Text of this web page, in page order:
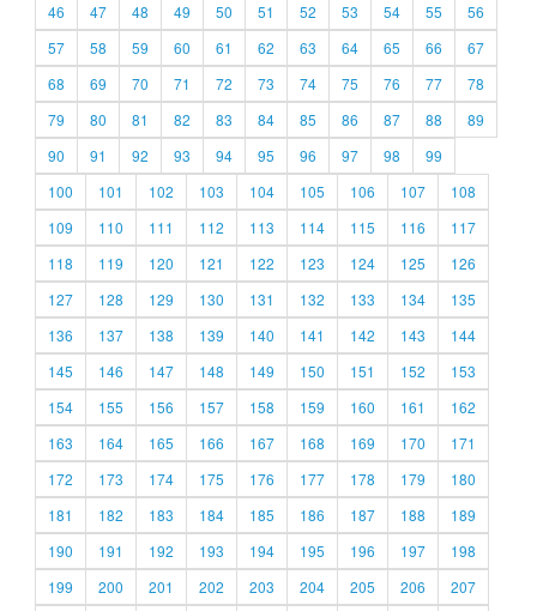
46
47 48 49 50 51 52 53 54 55
56
57
58 59 60 61 62 63 64 65 66
67
68
69 70 71 72 73 74 75 76 77
78
79
80 81 82 83 84 85 86 87 88
89
90
91 92 93 94 95 96 97 98
99
100
101 102 103 104 105 106 107
108
109
110 111 112 113 114 115 116
117
118
119 120 121 122 123 124 125
126
127
128 129 130 131 132 133 134
135
136
137 138 139 140 141 142 143
144
145
146 147 148 149 150 151 152
153
154
155 156 157 158 159 160 161
162
163
164 165 166 167 168 169 170
171
172
173 174 175 176 177 178 179
180
181
182 183 184 185 186 187 188
189
190
191 192 193 194 195 196 197
198
199
200 201 202 203 204 205 206
207